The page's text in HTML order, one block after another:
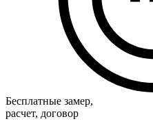
Бесплатные замер,
расчет, договор